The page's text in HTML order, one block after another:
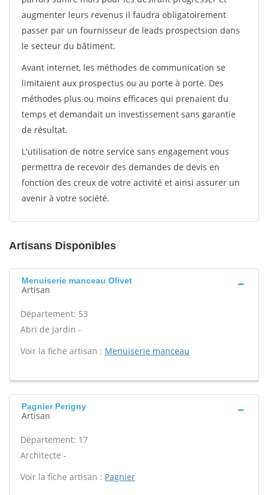
augmenter leurs revenus il faudra obligatoirement
passer par un fournisseur de leads prospectsion dans
le secteur du bâtiment.
Avant internet, les méthodes de communication se
limitaient aux prospectus ou au porte à porte. Des
méthodes plus ou moins efficaces qui prenaient du
temps et demandait un investissement sans garantie
de résultat.
L'utilisation de notre service sans engagement vous
permettra de recevoir des demandes de devis en
fonction des creux de votre activité et ainsi assurer un
avenir à votre société.
Artisans Disponibles
Menuiserie manceau Olivet
Artisan
Département: 53
Abri de jardin -
Voir la fiche artisan : Menuiserie manceau
Pagnier Perigny
Artisan
Département: 17
Architecte -
Voir la fiche artisan : Pagnier